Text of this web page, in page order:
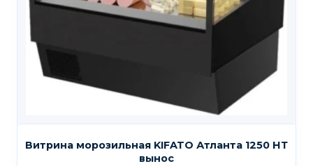
Витрина морозильная KIFATO Атланта 1250 НТ
вынос